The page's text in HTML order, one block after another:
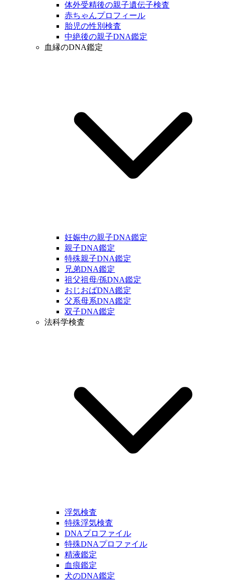
体外受精後の親子遺伝子検査
赤ちゃんプロフィール
胎児の性別検査
中絶後の親子DNA鑑定
血縁のDNA鑑定
妊娠中の親子DNA鑑定
親子DNA鑑定
特殊親子DNA鑑定
兄弟DNA鑑定
祖父祖母/孫DNA鑑定
おじおばDNA鑑定
父系母系DNA鑑定
双子DNA鑑定
法科学検査
浮気検査
特殊浮気検査
DNAプロファイル
特殊DNAプロファイル
精液鑑定
血痕鑑定
犬のDNA鑑定